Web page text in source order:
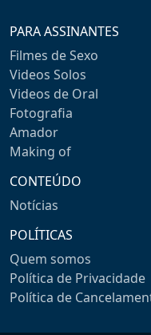
PARA ASSINANTES
Filmes de Sexo
Videos Solos
Videos de Oral
Fotografia
Amador
Making of
CONTEÚDO
Notícias
POLÍTICAS
Quem somos
Política de Privacidade
Política de